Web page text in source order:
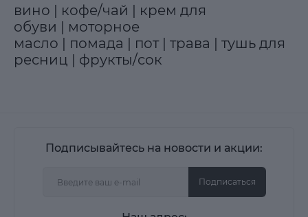
вино | кофе/чай | крем для
обуви | моторное
масло | помада | пот | трава | тушь для
ресниц | фрукты/сок
Подписывайтесь на новости и акции:
Подписаться